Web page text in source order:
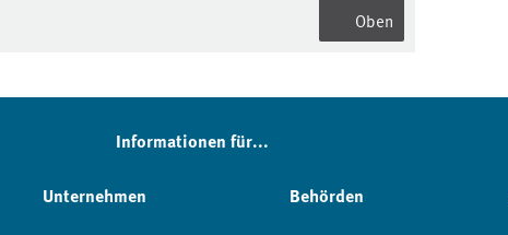
Oben
Informationen für...
Unternehmen Behörden